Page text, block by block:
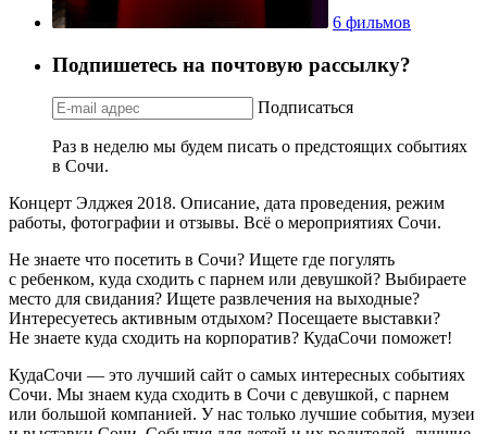
6 фильмов
Подпишетесь на почтовую рассылку?
Подписаться
Раз в неделю мы будем писать о предстоящих событиях
в Сочи.
Концерт Элджея 2018. Описание, дата проведения, режим
работы, фотографии и отзывы. Всё о мероприятиях Сочи.
Не знаете что посетить в Сочи? Ищете где погулять
с ребенком, куда сходить с парнем или девушкой? Выбираете
место для свидания? Ищете развлечения на выходные?
Интересуетесь активным отдыхом? Посещаете выставки?
Не знаете куда сходить на корпоратив? КудаСочи поможет!
КудаСочи — это лучший сайт о самых интересных событиях
Сочи. Мы знаем куда сходить в Сочи с девушкой, с парнем
или большой компанией. У нас только лучшие события, музеи